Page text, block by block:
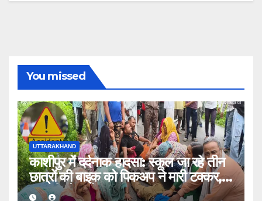
You missed
UTTARAKHAND
काशीपुर में दर्दनाक हादसा: स्कूल जा रहे तीन
छात्रों की बाइक को पिकअप ने मारी टक्कर,
एक की मौत, दो घायल